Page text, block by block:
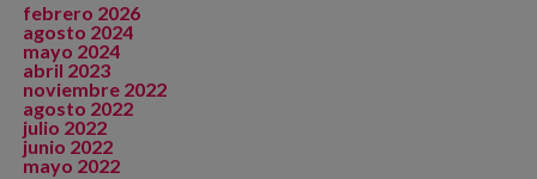
febrero 2026
agosto 2024
mayo 2024
abril 2023
noviembre 2022
agosto 2022
julio 2022
junio 2022
mayo 2022